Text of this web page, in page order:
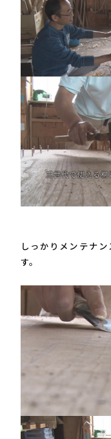
しっかりメンテナ
す。